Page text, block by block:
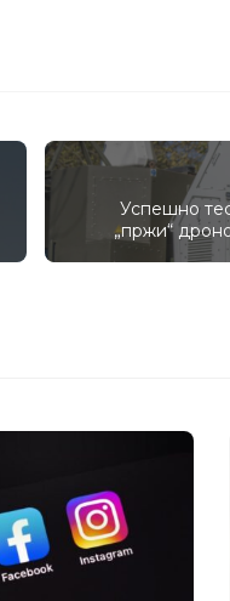
Успешно
„пржи“